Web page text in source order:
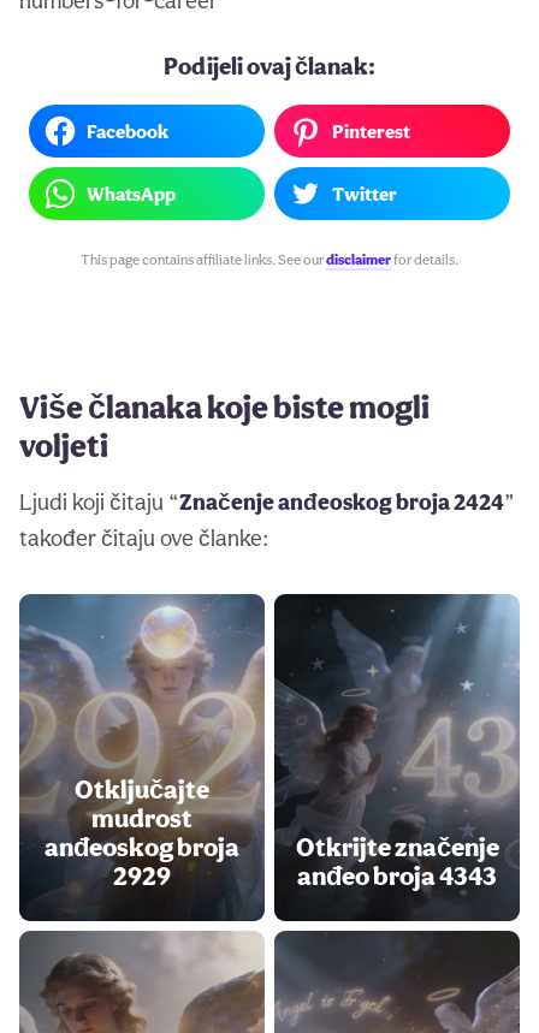
Podijeli ovaj članak:
Facebook Pinterest
WhatsApp Twitter
This page contains affiliate links. See ourdisclaimerfor details.
Više članaka koje biste mogli
voljeti
Ljudi koji čitaju “Značenje anđeoskog broja 2424”
također čitaju ove članke:
Otključajte
mudrost
anđeoskog broja
2929
Otkrijte značenje
anđeo broja 4343